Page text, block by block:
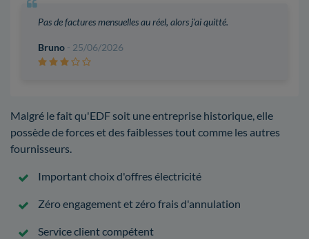
Pas de factures mensuelles au réel, alors j'ai quitté.
Bruno - 25/06/2026
Malgré le fait qu'EDF soit une entreprise historique, elle
possède de forces et des faiblesses tout comme les autres
fournisseurs.
Important choix d'offres électricité
Zéro engagement et zéro frais d'annulation
Service client compétent